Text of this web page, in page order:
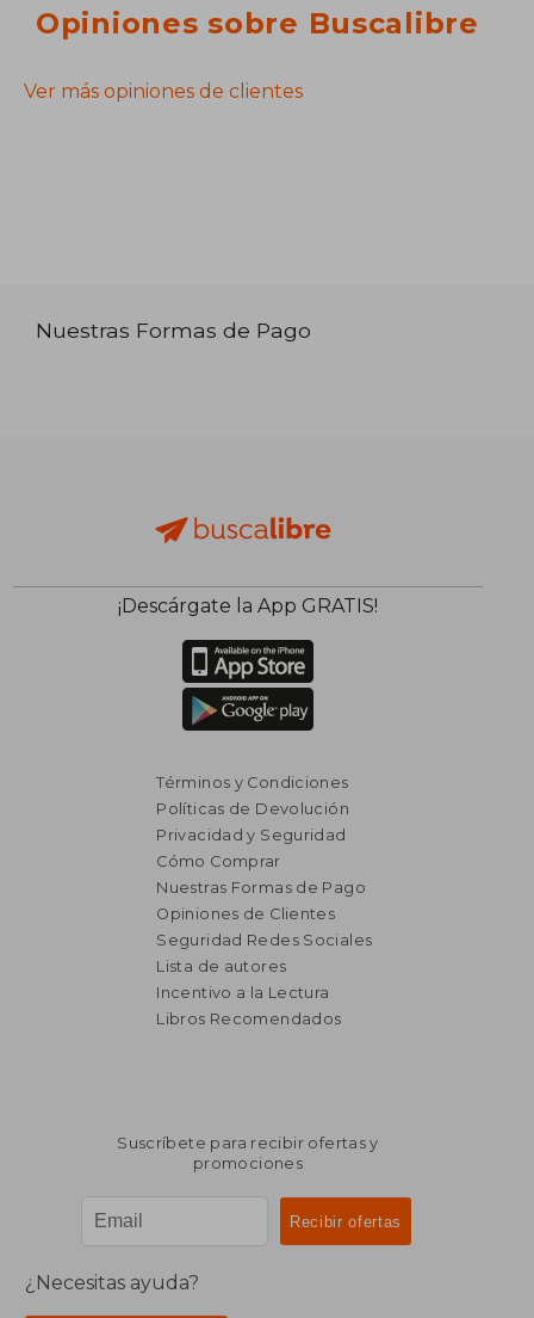
Opiniones sobre Buscalibre
Ver más opiniones de clientes
Nuestras Formas de Pago
¡Descárgate la App GRATIS!
Términos y Condiciones
Políticas de Devolución
Privacidad y Seguridad
Cómo Comprar
Nuestras Formas de Pago
Opiniones de Clientes
Seguridad Redes Sociales
Lista de autores
Incentivo a la Lectura
Libros Recomendados
Suscríbete para recibir ofertas y
promociones
¿Necesitas ayuda?